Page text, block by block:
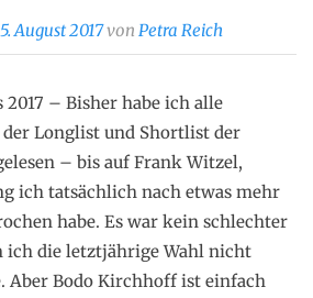
August 2017von Petra Reich
2017 – Bisher habe ich alle
Longlist und Shortlist der
– bis auf Frank Witzel,
ich tatsächlich nach etwas mehr
habe. Es war kein schlechter
ich die letztjährige Wahl nicht
Aber Bodo Kirchhoff ist einfach